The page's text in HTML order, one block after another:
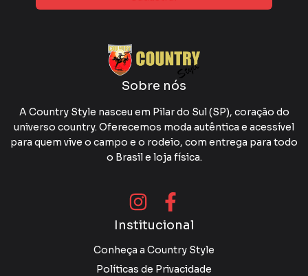
Sobre nós
A Country Style nasceu em Pilar do Sul (SP), coração do
universo country. Oferecemos moda autêntica e acessível
para quem vive o campo e o rodeio, com entrega para todo
o Brasil e loja física.
Institucional
Conheça a Country Style
Políticas de Privacidade